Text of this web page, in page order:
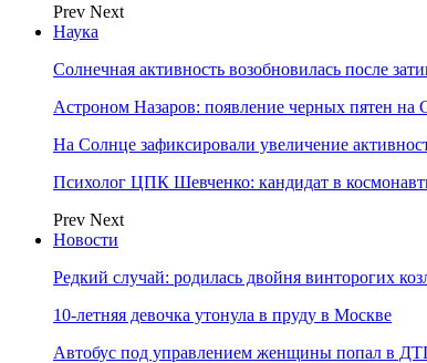
Prev Next
Наука
Солнечная активность возобновилась после
Астроном Назаров: появление черных пятен на
На Солнце зафиксировали увеличение
Психолог ЦПК Шевченко: кандидат в
Prev Next
Новости
Редкий случай: родилась двойня винторогих
10-летняя девочка утонула в пруду в Москве
Автобус под управлением женщины попал в